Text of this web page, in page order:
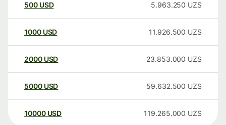
500 USD 5.963.250 UZS
1000 USD 11.926.500 UZS
2000 USD 23.853.000 UZS
5000 USD 59.632.500 UZS
10000 USD 119.265.000 UZS